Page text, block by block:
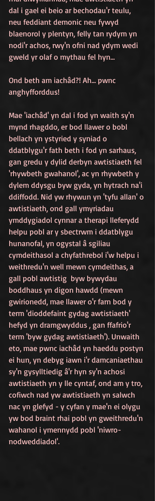
dal i gael ei beio ar bechodau'r teulu,
neu feddiant demonic neu fywyd
blaenorol y plentyn, felly tan rydym yn
nodi'r achos, rwy'n ofni nad ydym wedi
gweld yr olaf o mythau fel hyn...
Ond beth am iachâd?! Ah... pwnc
anghyfforddus!
Mae 'iachâd' yn dal i fod yn waith sy'n
mynd rhagddo, er bod llawer o bobl
bellach yn ystyried y syniad o
ddatblygu'r fath beth i fod yn sarhaus,
gan gredu y dylid derbyn awtistiaeth fel
'rhywbeth gwahanol', ac yn rhywbeth y
dylem ddysgu byw gyda, yn hytrach na'i
ddiffodd. Nid yw rhywun yn 'tyfu allan' o
awtistiaeth, ond gall ymyriadau
ymddygiadol cynnar a therapi lleferydd
helpu pobl ar y sbectrwm i ddatblygu
hunanofal, yn ogystal â sgiliau
cymdeithasol a chyfathrebol i'w helpu i
weithredu'n well mewn cymdeithas, a
gall pobl awtistig  byw bywydau
boddhaus yn digon hawdd (mewn
gwirionedd, mae llawer o'r farn bod y
term 'dioddefaint gydag awtistiaeth'
hefyd yn dramgwyddus , gan ffafrio'r
term 'byw gydag awtistiaeth'). Unwaith
eto, mae pwnc iachâd yn haeddu postyn
ei hun, yn debyg iawn i'r damcaniaethau
sy'n gysylltiedig â'r hyn sy'n achosi
awtistiaeth yn y lle cyntaf, ond am y tro,
cofiwch nad yw awtistiaeth yn salwch
nac yn glefyd - y cyfan y mae'n ei olygu
yw bod braint rhai pobl yn gweithredu'n
wahanol i ymennydd pobl 'niwro-
nodweddiadol'.